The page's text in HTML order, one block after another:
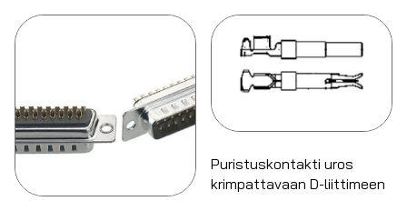
Puristuskontakti uros
krimpattavaan D-liittimeen